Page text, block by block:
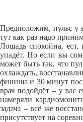
Предположим, пульс у
тут как раз надо
Лошадь спокойна, ест,
упадёт. Но если вы
может быть так, что
охлаждать,
финиша и 30 минут
врач подойдёт – у вас
намеряли
задача – всё же
присутствует на